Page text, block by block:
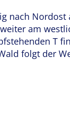
nach Nordost
am
T
folgt der